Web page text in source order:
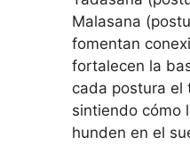
Malasana
fomentan
fortalecen la
cada postura el
sintiendo cómo
hunden en el